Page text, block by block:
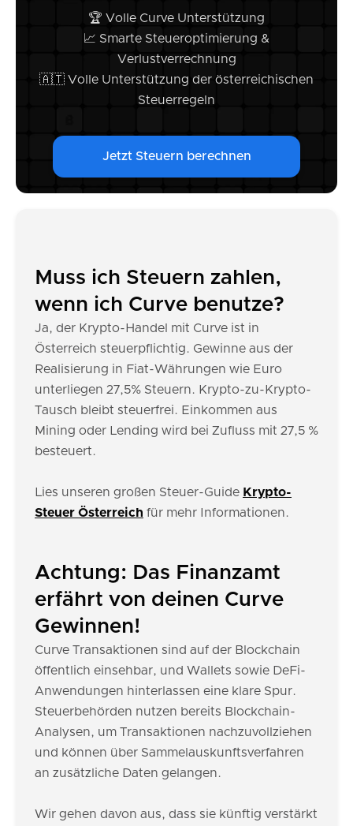
🏆 Volle Curve Unterstützung
📈 Smarte Steueroptimierung &
Verlustverrechnung
🇦🇹 Volle Unterstützung der österreichischen
Steuerregeln
Jetzt Steuern berechnen
Muss ich Steuern zahlen,
wenn ich Curve benutze?
Ja, der Krypto-Handel mit Curve ist in
Österreich steuerpflichtig. Gewinne aus der
Realisierung in Fiat-Währungen wie Euro
unterliegen 27,5% Steuern. Krypto-zu-Krypto-
Tausch bleibt steuerfrei. Einkommen aus
Mining oder Lending wird bei Zufluss mit 27,5 %
besteuert.
Lies unseren großen Steuer-Guide Krypto-
Steuer Österreich für mehr Informationen.
Achtung: Das Finanzamt
erfährt von deinen Curve
Gewinnen!
Curve Transaktionen sind auf der Blockchain
öffentlich einsehbar, und Wallets sowie DeFi-
Anwendungen hinterlassen eine klare Spur.
Steuerbehörden nutzen bereits Blockchain-
Analysen, um Transaktionen nachzuvollziehen
und können über Sammelauskunftsverfahren
an zusätzliche Daten gelangen.
Wir gehen davon aus, dass sie künftig verstärkt